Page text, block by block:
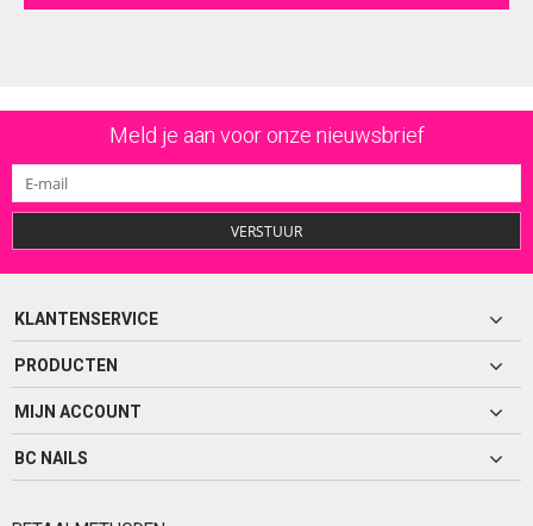
Meld je aan voor onze nieuwsbrief
VERSTUUR
KLANTENSERVICE
PRODUCTEN
MIJN ACCOUNT
BC NAILS